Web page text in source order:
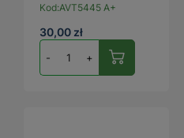
Kod:AVT5445 A+
30,00 zł
- +